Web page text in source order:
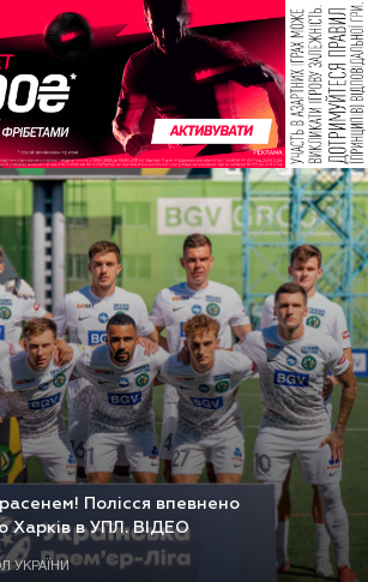
Полісся впевнено
Харків в УПЛ. ВІДЕО
УКРАЇНИ